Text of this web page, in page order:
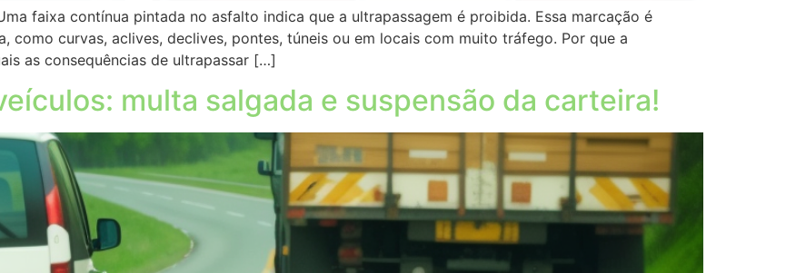
faixa contínua pintada no asfalto indica que a ultrapassagem é proibida. Essa marcação é
como curvas, aclives, declives, pontes, túneis ou em locais com muito tráfego. Por que a
as consequências de ultrapassar […]
multa salgada e suspensão da carteira!